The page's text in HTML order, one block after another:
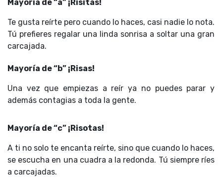
Mayoría de “a” ¡Risitas!
Te gusta reírte pero cuando lo haces, casi nadie lo nota.
Tú prefieres regalar una linda sonrisa a soltar una gran
carcajada.
Mayoría de “b” ¡Risas!
Una vez que empiezas a reír ya no puedes parar y
además contagias a toda la gente.
Mayoría de “c” ¡Risotas!
A ti no solo te encanta reírte, sino que cuando lo haces,
se escucha en una cuadra a la redonda. Tú siempre ríes
a carcajadas.